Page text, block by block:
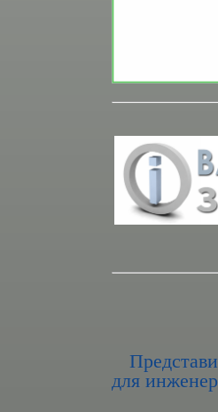
для